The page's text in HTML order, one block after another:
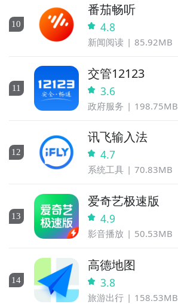
10
番茄畅听
4.8
新闻阅读 85.92MB
11
交管12123
3.6
政府服务 198.75MB
12
讯飞输入法
4.7
系统工具 70.83MB
13
爱奇艺极速版
4.9
影音播放 50.53MB
14
高德地图
3.8
旅游出行 158.53MB